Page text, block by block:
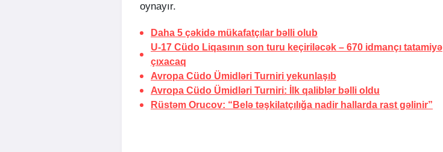
oynayır.
Daha 5 çəkidə mükafatçılar bəlli olub
U-17 Cüdo Liqasının son turu keçiriləcək – 670 idmançı tatamiyə
çıxacaq
Avropa Cüdo Ümidləri Turniri yekunlaşıb
Avropa Cüdo Ümidləri Turniri: İlk qaliblər bəlli oldu
Rüstəm Orucov: “Belə təşkilatçılığa nadir hallarda rast gəlinir”